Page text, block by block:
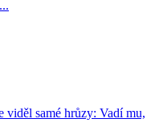
samé hrůzy: Vadí mu,